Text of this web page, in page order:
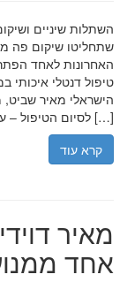
שתחליטו שיקום פה
האחרונות לאחד
טיפול דנטלי איכותי
הישראלי מאיר שביט,
לסיום הטיפול – עם ליווי מלא בעברית […]
קרא עוד
מאיר
אחד